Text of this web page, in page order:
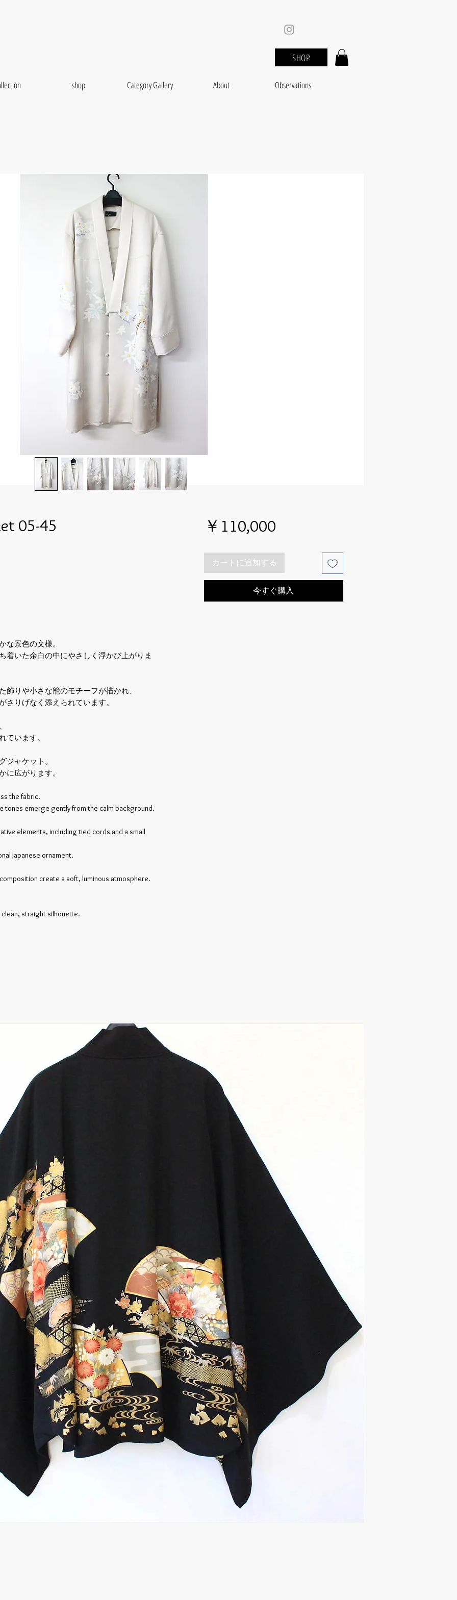
SHOP
shop Category Gallery About Observations
05-45
な景色の文様。
着いた余白の中にやさしく浮かび上がりま
飾りや小さな籠のモチーフが描かれ、
さりげなく添えられています。
ています。
ジャケット。
に広がります。
the fabric.
tones emerge gently from the calm background.
elements, including tied cords and a small
Japanese ornament.
create a soft, luminous atmosphere.
straight silhouette.
￥110,000価
カートに追加する
今すぐ購入